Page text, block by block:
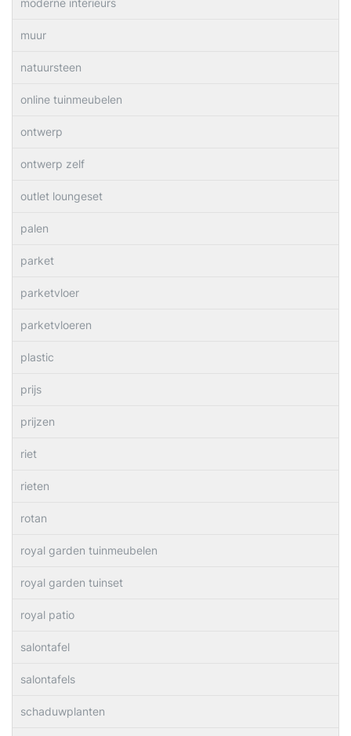
moderne interieurs
muur
natuursteen
online tuinmeubelen
ontwerp
ontwerp zelf
outlet loungeset
palen
parket
parketvloer
parketvloeren
plastic
prijs
prijzen
riet
rieten
rotan
royal garden tuinmeubelen
royal garden tuinset
royal patio
salontafel
salontafels
schaduwplanten